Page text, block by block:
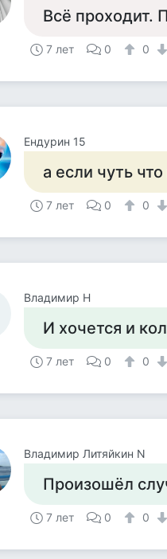
Всё проходит.
7 лет 0 0
Ендурин 15
а если чуть
7 лет 0 0
Владимир Н
И хочется и
7 лет 0 0
Владимир Литяйкин N
Произошёл
7 лет 0 0